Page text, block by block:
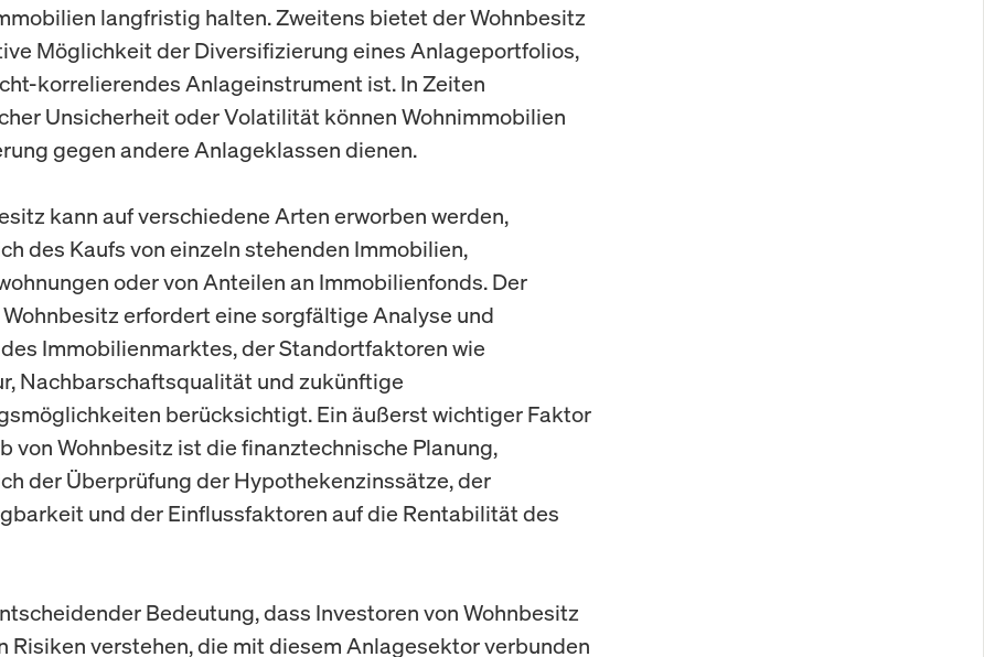
langfristig halten. Zweitens bietet der Wohnbesitz
Möglichkeit der Diversifizierung eines Anlageportfolios,
korrelierendes Anlageinstrument ist. In Zeiten
Unsicherheit oder Volatilität können Wohnimmobilien
gegen andere Anlageklassen dienen.
kann auf verschiedene Arten erworben werden,
des Kaufs von einzeln stehenden Immobilien,
oder von Anteilen an Immobilienfonds. Der
Wohnbesitz erfordert eine sorgfältige Analyse und
Immobilienmarktes, der Standortfaktoren wie
Nachbarschaftsqualität und zukünftige
berücksichtigt. Ein äußerst wichtiger Faktor
von Wohnbesitz ist die finanztechnische Planung,
der Überprüfung der Hypothekenzinssätze, der
und der Einflussfaktoren auf die Rentabilität des
Bedeutung, dass Investoren von Wohnbesitz
Risiken verstehen, die mit diesem Anlagesektor verbunden